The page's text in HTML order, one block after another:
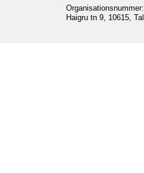
Haigru tn 9, 10615,